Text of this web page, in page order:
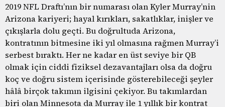
2019 NFL Draftı’nın bir numarası olan Kyler Murray’nin
Arizona kariyeri; hayal kırıkları, sakatlıklar, inişler ve
çıkışlarla dolu geçti. Bu doğrultuda Arizona,
kontratının bitmesine iki yıl olmasına rağmen Murray’i
serbest bıraktı. Her ne kadar en üst seviye bir QB
olmak için ciddi fiziksel dezavantajları olsa da doğru
koç ve doğru sistem içerisinde gösterebileceği şeyler
hâlâ birçok takımın ilgisini çekiyor. Bu takımlardan
biri olan Minnesota da Murray ile 1 yıllık bir kontrat